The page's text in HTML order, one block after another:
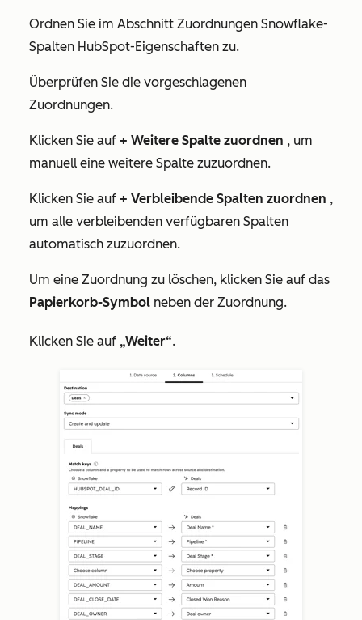
Ordnen Sie im Abschnitt Zuordnungen Snowflake-
Spalten HubSpot-Eigenschaften zu.
Überprüfen Sie die vorgeschlagenen
Zuordnungen.
Klicken Sie auf + Weitere Spalte zuordnen , um
manuell eine weitere Spalte zuzuordnen.
Klicken Sie auf + Verbleibende Spalten zuordnen ,
um alle verbleibenden verfügbaren Spalten
automatisch zuzuordnen.
Um eine Zuordnung zu löschen, klicken Sie auf das
Papierkorb-Symbol neben der Zuordnung.
Klicken Sie auf „Weiter“.